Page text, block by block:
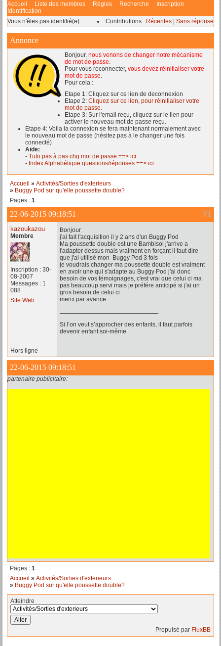
Accueil Liste des membres Règles Recherche
Inscription
Identification
Vous n'êtes pas identifié(e).
Contributions : Récentes Sans réponse
Annonce
Bonjour, nous venons de changer notre mécanisme
de mot de passe.
Pour vous reconnecter, vous devez réinitialiser votre
mot de passe.
Pour cela :
Etape 1: Cliquez sur ce lien de deconnexion
Etape 2: Cliquez sur ce lien, pour réinitialiser votre
mot de passe.
Etape 3: Sur l'email reçu, cliquez sur le lien pour
activer le nouveau mot de passe reçu.
Etape 4: Voila la connexion se fera maintenant normalement avec
le nouveau mot de passe (hésitez pas à le changer une fois
connecté)
Aide:
- Tuto pas à pas chg mot de passe ==> ici
- Index Alphabétique questions/réponses ==> ici
Accueil » Activités/Sorties d'exterieurs
» Buggy Pod sur qu'elle poussette double?
Pages : 1
#1
22-06-2015 09:18:51
kazoukazou
Membre
Inscription : 30-
08-2007
Messages : 1
088
Site Web
Bonjour
j'ai fait l'acquisition il y 2 ans d'un Buggy Pod
Ma poussette double est une Bambisol j'arrive a
l'adapter dessus mais vraiment en forçant il faut dire
que j'ai utilisé mon Buggy Pod 3 fois
je voudrais changer ma poussette double est vraiment
en avoir une qui s'adapte au Buggy Pod j'ai donc
besoin de vos témoignages, c'est vrai que celui ci ma
pas beaucoup servi mais je préfére anticipé si j'ai un
gros besoin de celui ci
merci par avance
Si l’on veut s’approcher des enfants, il faut parfois
devenir enfant soi-même
Hors ligne
22-06-2015 09:18:51
partenaire publicitaire:
Pages : 1
Accueil » Activités/Sorties d'exterieurs
» Buggy Pod sur qu'elle poussette double?
Atteindre
Propulsé par FluxBB